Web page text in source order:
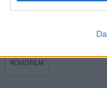
RÖVIDFILM